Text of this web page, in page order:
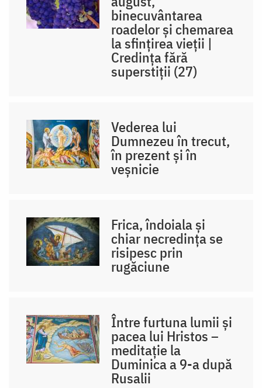
binecuvântarea
roadelor și chemarea
la sfințirea vieții |
Credința fără
superstiții (27)
Vederea lui
Dumnezeu în trecut,
în prezent și în
veșnicie
Frica, îndoiala și
chiar necredința se
risipesc prin
rugăciune
Între furtuna lumii și
pacea lui Hristos –
meditație la
Duminica a 9-a după
Rusalii